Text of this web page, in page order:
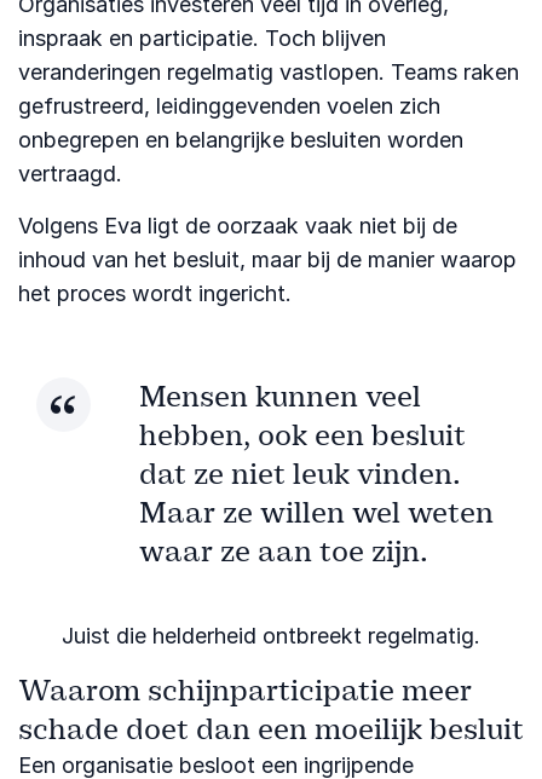
inspraak en participatie. Toch blijven
veranderingen regelmatig vastlopen. Teams raken
gefrustreerd, leidinggevenden voelen zich
onbegrepen en belangrijke besluiten worden
vertraagd.
Volgens Eva ligt de oorzaak vaak niet bij de
inhoud van het besluit, maar bij de manier waarop
het proces wordt ingericht.
Mensen kunnen veel
hebben, ook een besluit
dat ze niet leuk vinden.
Maar ze willen wel weten
waar ze aan toe zijn.
Juist die helderheid ontbreekt regelmatig.
Waarom schijnparticipatie meer
schade doet dan een moeilijk besluit
Een organisatie besloot een ingrijpende